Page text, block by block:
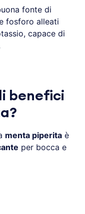
fonte di
fosforo alleati
capace di
benefici
menta piperita è
per bocca e